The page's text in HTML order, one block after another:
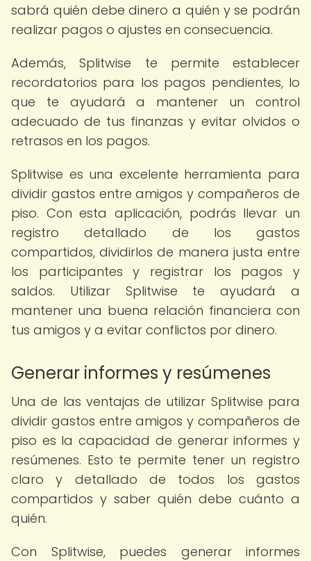
sabrá quién debe dinero a quién y se podrán
realizar pagos o ajustes en consecuencia.
Además, Splitwise te permite establecer
recordatorios para los pagos pendientes, lo
que te ayudará a mantener un control
adecuado de tus finanzas y evitar olvidos o
retrasos en los pagos.
Splitwise es una excelente herramienta para
dividir gastos entre amigos y compañeros de
piso. Con esta aplicación, podrás llevar un
registro detallado de los gastos
compartidos, dividirlos de manera justa entre
los participantes y registrar los pagos y
saldos. Utilizar Splitwise te ayudará a
mantener una buena relación financiera con
tus amigos y a evitar conflictos por dinero.
Generar informes y resúmenes
Una de las ventajas de utilizar Splitwise para
dividir gastos entre amigos y compañeros de
piso es la capacidad de generar informes y
resúmenes. Esto te permite tener un registro
claro y detallado de todos los gastos
compartidos y saber quién debe cuánto a
quién.
Con Splitwise, puedes generar informes